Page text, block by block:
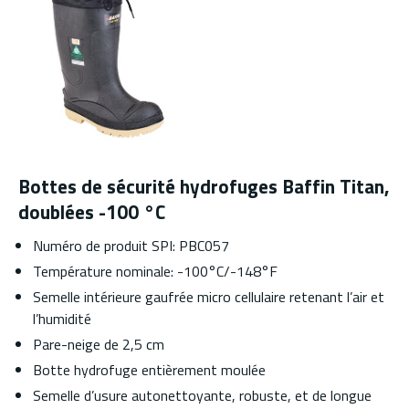
Bottes de sécurité hydrofuges Baffin Titan,
doublées -100 °C
Numéro de produit SPI: PBC057
Température nominale: -100°C/-148°F
Semelle intérieure gaufrée micro cellulaire retenant l’air et
l’humidité
Pare-neige de 2,5 cm
Botte hydrofuge entièrement moulée
Semelle d’usure autonettoyante, robuste, et de longue